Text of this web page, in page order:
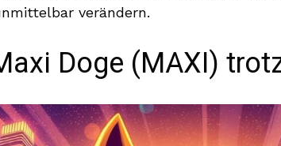
verändern.
Doge (MAXI)